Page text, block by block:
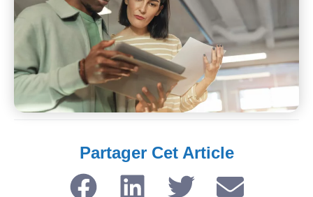
Partager Cet Article​